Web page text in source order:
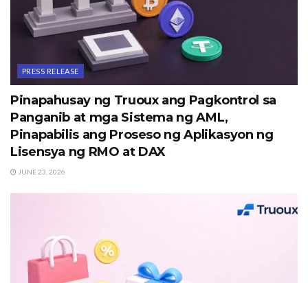
PRESS RELEASE
Pinapahusay ng Truoux ang Pagkontrol sa
Panganib at mga Sistema ng AML,
Pinapabilis ang Proseso ng Aplikasyon ng
Lisensya ng RMO at DAX
JUNE 23, 2026